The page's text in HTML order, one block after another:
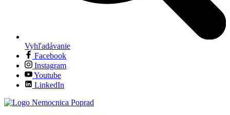
Vyhľadávanie
Facebook
Instagram
Youtube
LinkedIn